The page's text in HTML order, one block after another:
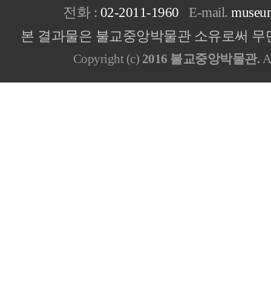
전화 : 02-2011-1960 E-mail.
본 결과물은 불교중앙박물관 소유로써
Copyright (c) 2016 불교중앙박물관.